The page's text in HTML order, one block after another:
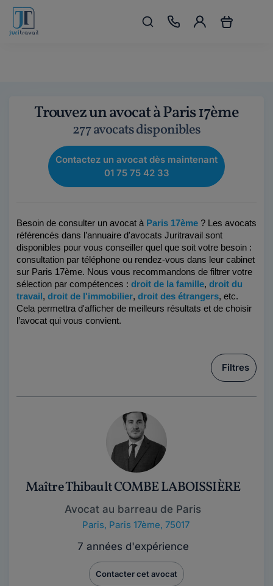
Trouvez un avocat à Paris 17ème
277 avocats disponibles
Contactez un avocat dès maintenant
01 75 75 42 33
Besoin de consulter un avocat à Paris 17ème ? Les avocats
référencés dans l’annuaire d'avocats Juritravail sont
disponibles pour vous conseiller quel que soit votre besoin :
consultation par téléphone ou rendez-vous dans leur cabinet
sur Paris 17ème. Nous vous recommandons de filtrer votre
sélection par compétences : droit de la famille, droit du
travail , droit de l'immobilier, droit des étrangers, etc.
Cela permettra d'afficher de meilleurs résultats et de choisir
l’avocat qui vous convient.
Filtres
Maître Thibault COMBE LABOISSIÈRE
Avocat au barreau de Paris
Paris, Paris 17ème, 75017
7 années d'expérience
Contacter cet avocat